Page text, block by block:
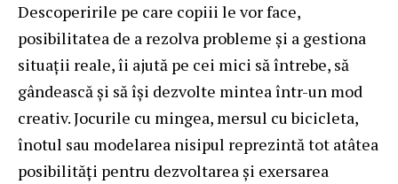
Descoperirile pe care copiii le vor face,
posibilitatea de a rezolva probleme și a gestiona
situații reale, îi ajută pe cei mici să întrebe, să
gândească și să își dezvolte mintea într-un mod
creativ. Jocurile cu mingea, mersul cu bicicleta,
înotul sau modelarea nisipul reprezintă tot atâtea
posibilități pentru dezvoltarea și exersarea